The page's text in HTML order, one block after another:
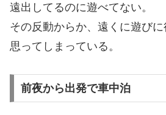
遠出してるのに遊べてない。
その反動からか、遠くに遊び
思ってしまっている。
前夜から出発で車中泊